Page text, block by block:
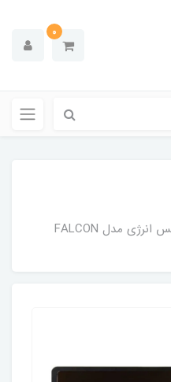
0
حافظه اس اس دی اینترنال ایکس انرژی مدل FALCON